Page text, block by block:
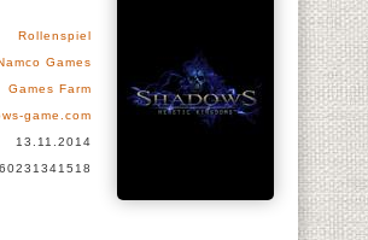
Rollenspiel
Games
Games Farm
game.com
13.11.2014